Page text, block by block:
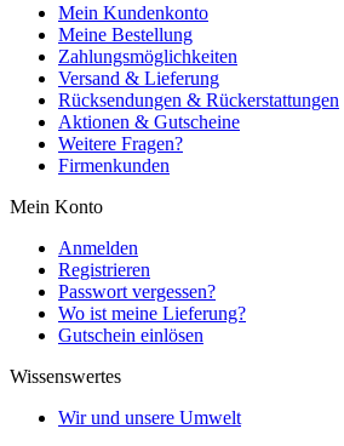
Mein Kundenkonto
Meine Bestellung
Zahlungsmöglichkeiten
Versand & Lieferung
Rücksendungen & Rückerstattungen
Aktionen & Gutscheine
Weitere Fragen?
Firmenkunden
Mein Konto
Anmelden
Registrieren
Passwort vergessen?
Wo ist meine Lieferung?
Gutschein einlösen
Wissenswertes
Wir und unsere Umwelt